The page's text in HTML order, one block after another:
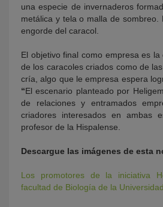
una especie de invernaderos
metálica y tela o malla de sombreo.
engorde del caracol.
El objetivo final como empresa es la
de los caracoles criados como de
cría, algo que le empresa espera
“El escenario planteado por
de relaciones y entramados
criadores interesados en ambas
profesor de la Hispalense.
Descargue las imágenes de esta
Los promotores de la iniciativa
facultad de Biología de la